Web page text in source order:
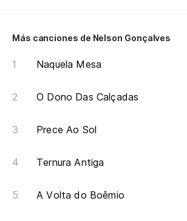
Más canciones de Nelson Gonçalves
Naquela Mesa
O Dono Das Calçadas
Prece Ao Sol
Ternura Antiga
A Volta do Boêmio